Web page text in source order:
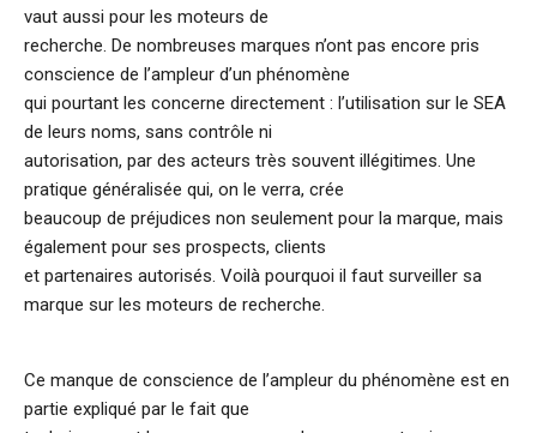
vaut aussi pour les moteurs de
recherche. De nombreuses marques n’ont pas encore pris
conscience de l’ampleur d’un phénomène
qui pourtant les concerne directement : l’utilisation sur le SEA
de leurs noms, sans contrôle ni
autorisation, par des acteurs très souvent illégitimes. Une
pratique généralisée qui, on le verra, crée
beaucoup de préjudices non seulement pour la marque, mais
également pour ses prospects, clients
et partenaires autorisés. Voilà pourquoi il faut surveiller sa
marque sur les moteurs de recherche.
Ce manque de conscience de l’ampleur du phénomène est en
partie expliqué par le fait que